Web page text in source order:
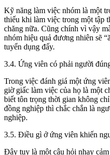
Kỹ năng làm việc nhóm là một
thiếu khi làm việc trong một tập
chăng nữa. Cũng chính vì vậy
nhóm hiệu quả đương nhiên sẽ
tuyển dụng đấy.
3.4. Ứng viên có phải người
Trong việc đánh giá một ứng
giờ giấc làm việc của họ là một
biết tôn trọng thời gian không
đồng nghiệp thì chắc chắn là
nghiệp.
3.5. Điều gì ở ứng viên khiến
Đây tuy là một câu hỏi nhạy